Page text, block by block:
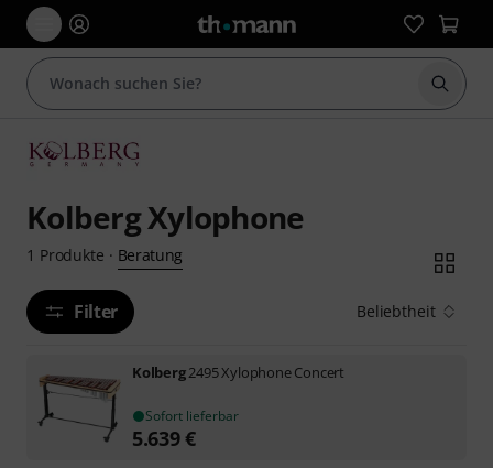
Suche
Kolberg Xylophone
1 Produkte · Beratung
Filter Beliebtheit
Kolberg2495 Xylophone Concert
Sofort lieferbar
5.639€